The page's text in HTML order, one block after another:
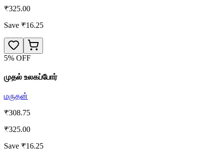
₹325.00
Save ₹16.25
5% OFF
முதல் உலகப்போர்
மருதன்
₹308.75
₹325.00
Save ₹16.25